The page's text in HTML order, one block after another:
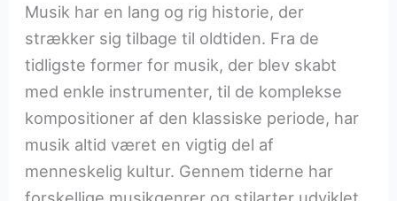
Musik har en lang og rig historie, der
strækker sig tilbage til oldtiden. Fra de
tidligste former for musik, der blev skabt
med enkle instrumenter, til de komplekse
kompositioner af den klassiske periode, har
musik altid været en vigtig del af
menneskelig kultur. Gennem tiderne har